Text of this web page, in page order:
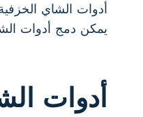
أدوات الشاي
يمكن دمج أدوات
أدوات